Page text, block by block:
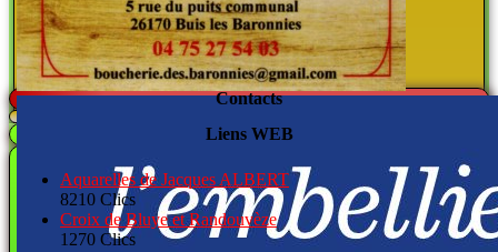
Contacts
Liens WEB
Aquarelles de Jacques ALBERT
8210 Clics
Croix de Bluye et Randouvèze
1270 Clics